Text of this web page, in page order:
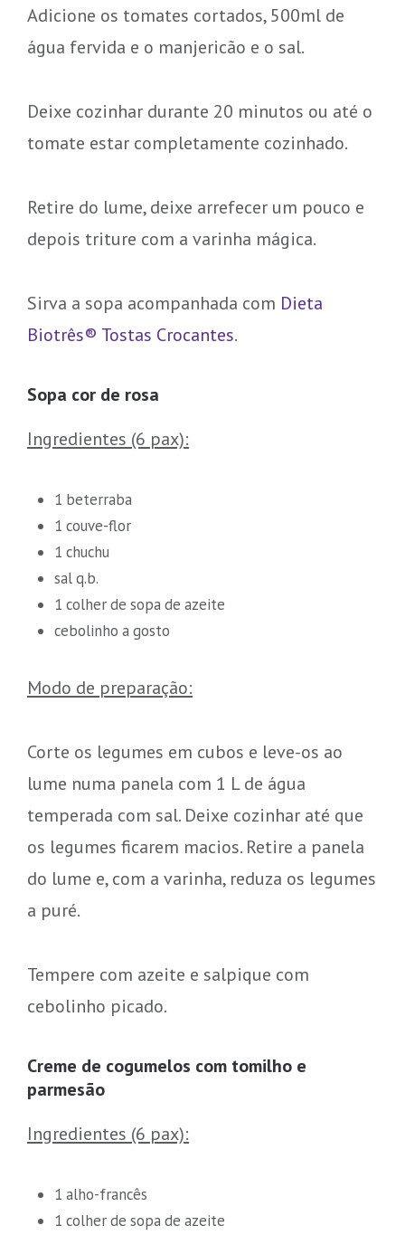
Adicione os tomates cortados, 500ml de
água fervida e o manjericão e o sal.
Deixe cozinhar durante 20 minutos ou até o
tomate estar completamente cozinhado.
Retire do lume, deixe arrefecer um pouco e
depois triture com a varinha mágica.
Sirva a sopa acompanhada com Dieta
Biotrês® Tostas Crocantes.
Sopa cor de rosa
Ingredientes (6 pax):
1 beterraba
1 couve-flor
1 chuchu
sal q.b.
1 colher de sopa de azeite
cebolinho a gosto
Modo de preparação:
Corte os legumes em cubos e leve-os ao
lume numa panela com 1 L de água
temperada com sal. Deixe cozinhar até que
os legumes ficarem macios. Retire a panela
do lume e, com a varinha, reduza os legumes
a puré.
Tempere com azeite e salpique com
cebolinho picado.
Creme de cogumelos com tomilho e
parmesão
Ingredientes (6 pax):
1 alho-francês
1 colher de sopa de azeite